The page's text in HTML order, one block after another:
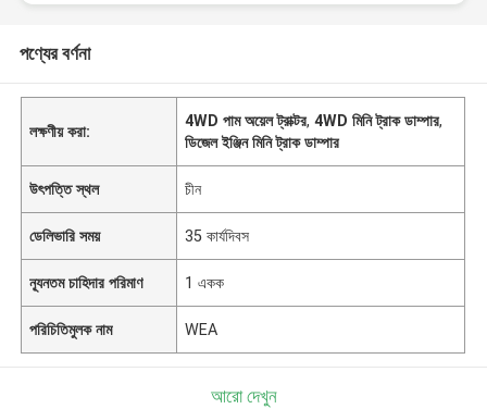
পণ্যের বর্ণনা
লক্ষণীয় করা:
4WD পাম অয়েল ট্রাক্টর,4WD মিনি ট্রাক ডাম্পার,
ডিজেল ইঞ্জিন মিনি ট্রাক ডাম্পার
উৎপত্তি স্থল চীন
ডেলিভারি সময় 35 কার্যদিবস
ন্যূনতম চাহিদার পরিমাণ 1 একক
পরিচিতিমুলক নাম WEA
আরো দেখুন